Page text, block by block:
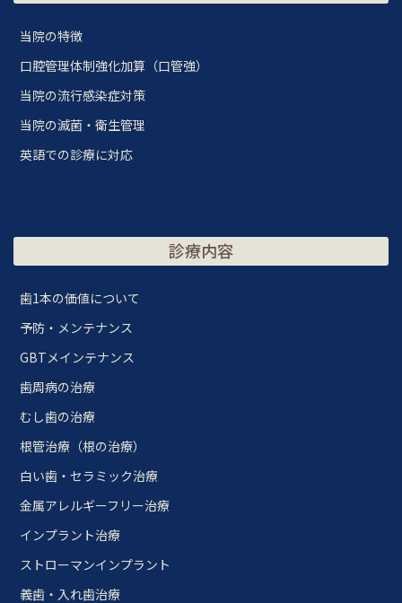
当院の特徴
口腔管理体制強化加算（口管強）
当院の流行感染症対策
当院の滅菌・衛生管理
英語での診療に対応
診療内容
歯1本の価値について
予防・メンテナンス
GBTメインテナンス
歯周病の治療
むし歯の治療
根管治療（根の治療）
白い歯・セラミック治療
金属アレルギーフリー治療
インプラント治療
ストローマンインプラント
義歯・入れ歯治療